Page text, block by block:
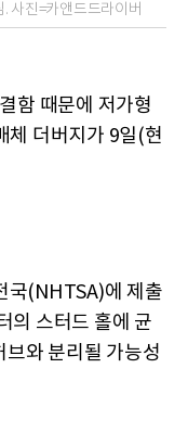
사진=카앤드드라이버
함 때문에 저가형
체 더버지가 9일(현
국(NHTSA)에 제출
의 스터드 홀에 균
브와 분리될 가능성